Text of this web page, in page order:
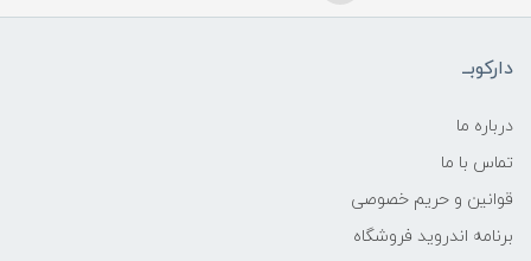
دارکوبــ
درباره ما
تماس با ما
قوانین و حریم خصوصی
برنامه اندروید فروشگاه